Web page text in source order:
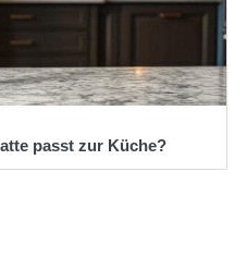
passt zur Küche?